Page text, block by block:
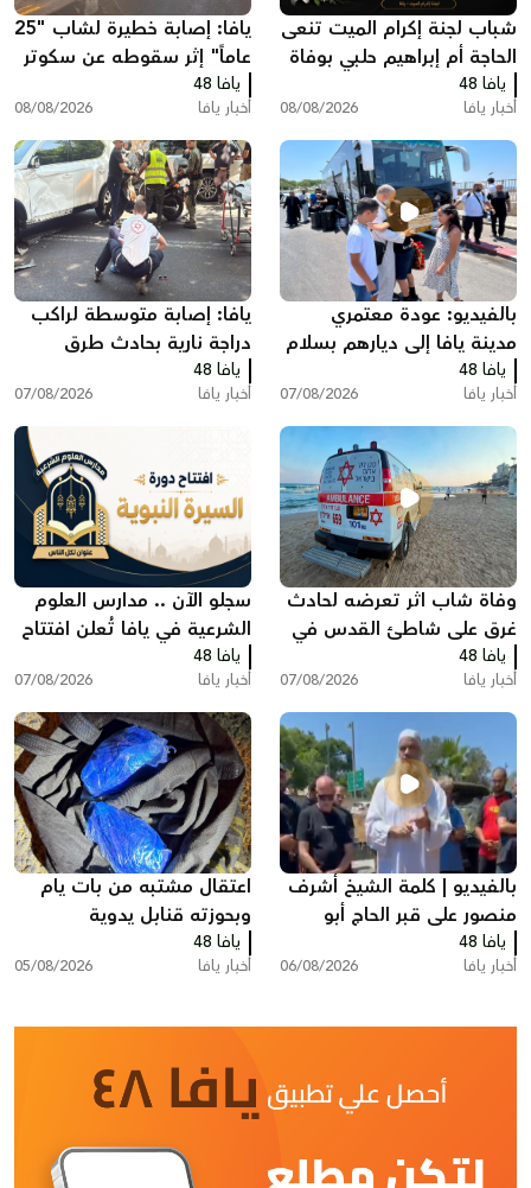
شباب لجنة إكرام الميت تنعى
الحاجة أم إبراهيم حلبي بوفاة
والدتها الحاجة أم علي
يافا 48
أخبار يافا 08/08/2026
يافا: إصابة خطيرة لشاب "25
عاماً" إثر سقوطه عن سكوتر
كهربائي
يافا 48
أخبار يافا 08/08/2026
بالفيديو: عودة معتمري
مدينة يافا إلى ديارهم بسلام
بعد أداء مناسك العمرة
يافا 48
أخبار يافا 07/08/2026
يافا: إصابة متوسطة لراكب
دراجة نارية بحادث طرق
يافا 48
أخبار يافا 07/08/2026
وفاة شاب اثر تعرضه لحادث
غرق على شاطئ القدس في
بات يام جنوب يافا
يافا 48
أخبار يافا 07/08/2026
سجلو الآن .. مدارس العلوم
الشرعية في يافا تُعلن افتتاح
دورة "السيرة النبوية"
يافا 48
أخبار يافا 07/08/2026
بالفيديو | كلمة الشيخ أشرف
منصور على قبر الحاج أبو
العبد أبو شهاب
يافا 48
أخبار يافا 06/08/2026
اعتقال مشتبه من بات يام
وبحوزته قنابل يدوية
يافا 48
أخبار يافا 05/08/2026